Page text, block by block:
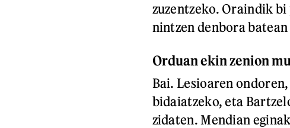
zuzentzeko. Oraindik
nintzen denbora
Orduan ekin zenion
Bai. Lesioaren
bidaiatzeko, eta
zidaten. Mendian